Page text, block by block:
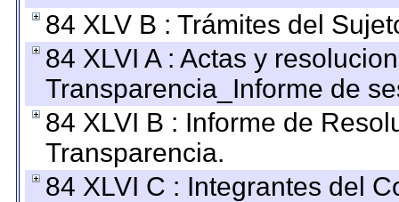
84 XLV B : Trámites del
84 XLVI A : Actas y
Transparencia_Informe de
84 XLVI B : Informe de
Transparencia.
84 XLVI C : Integrantes del